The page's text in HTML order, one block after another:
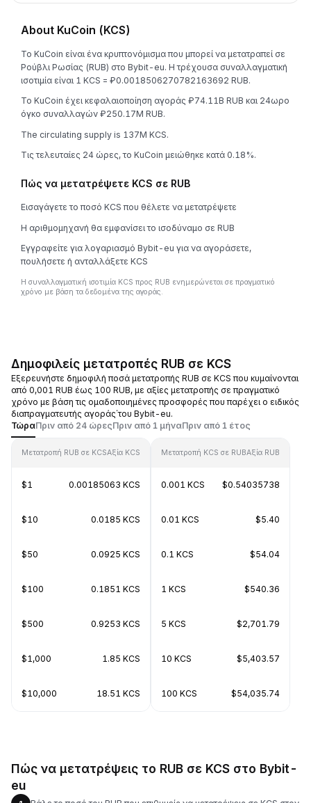
About KuCoin (KCS)
Το KuCoin είναι ένα κρυπτονόμισμα που μπορεί να μετατραπεί σε
Ρούβλι Ρωσίας (RUB) στο Bybit-eu. Η τρέχουσα συναλλαγματική
ισοτιμία είναι 1 KCS = ₽0.0018506270782163692 RUB.
Το KuCoin έχει κεφαλαιοποίηση αγοράς ₽74.11B RUB και 24ωρο
όγκο συναλλαγών ₽250.17M RUB.
The circulating supply is 137M KCS.
Τις τελευταίες 24 ώρες, το KuCoin μειώθηκε κατά 0.18%.
Πώς να μετατρέψετε KCS σε RUB
Εισαγάγετε το ποσό KCS που θέλετε να μετατρέψετε
Η αριθμομηχανή θα εμφανίσει το ισοδύναμο σε RUB
Εγγραφείτε για λογαριασμό Bybit-eu για να αγοράσετε,
πουλήσετε ή ανταλλάξετε KCS
Η συναλλαγματική ισοτιμία KCS προς RUB ενημερώνεται σε πραγματικό
χρόνο με βάση τα δεδομένα της αγοράς.
Δημοφιλείς μετατροπές RUB σε KCS
Εξερευνήστε δημοφιλή ποσά μετατροπής RUB σε KCS που κυμαίνονται
από 0,001 RUB έως 100 RUB, με αξίες μετατροπής σε πραγματικό
χρόνο με βάση τις ομαδοποιημένες προσφορές που παρέχει ο ειδικός
διαπραγματευτής αγοράς΄του Bybit-eu.
ΤώραΠριν από 24 ώρεςΠριν από 1 μήναΠριν από 1 έτος
Μετατροπή RUB σε KCSΑξία KCS
$1 0.00185063 KCS
$10 0.0185 KCS
$50 0.0925 KCS
$100 0.1851 KCS
$500 0.9253 KCS
$1,000 1.85 KCS
$10,000 18.51 KCS
Μετατροπή KCS σε RUBΑξία RUB
0.001 KCS $0.54035738
0.01 KCS $5.40
0.1 KCS $54.04
1 KCS $540.36
5 KCS $2,701.79
10 KCS $5,403.57
100 KCS $54,035.74
Πώς να μετατρέψεις το RUB σε KCS στο Bybit-
eu